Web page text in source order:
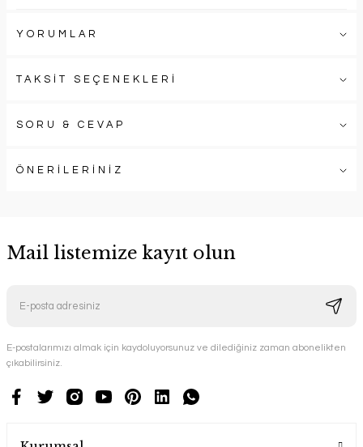
YORUMLAR
TAKSİT SEÇENEKLERİ
SORU & CEVAP
ÖNERİLERİNİZ
Mail listemize kayıt olun
E-postalarımızı almak için kaydoluyorsunuz ve dilediğiniz zaman abonelikten
çıkabilirsiniz.